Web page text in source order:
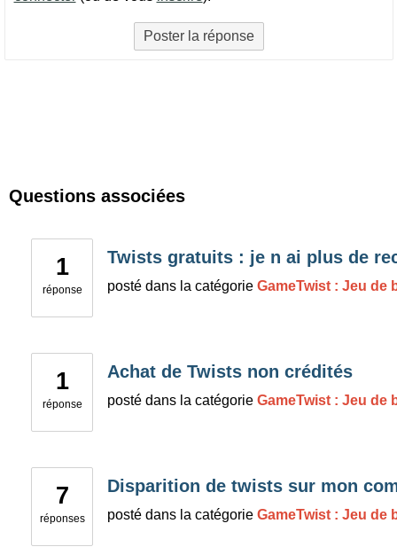
Questions associées
1
réponse
Twists gratuits : je n ai plus de
posté dans la catégorie GameTwist : Jeu de
1
réponse
Achat de Twists non crédités
posté dans la catégorie GameTwist : Jeu de
7
réponses
Disparition de twists sur mon
posté dans la catégorie GameTwist : Jeu de